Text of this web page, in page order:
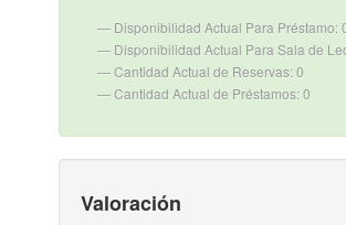
Disponibilidad Actual Para Préstamo:
Disponibilidad Actual Para Sala de
Cantidad Actual de Reservas: 0
Cantidad Actual de Préstamos: 0
Valoración